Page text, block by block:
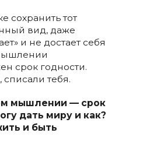
сохранить тот
вид, даже
и не достает себя
срок годности.
списали тебя.
мышлении — срок
дать миру и как?
и быть